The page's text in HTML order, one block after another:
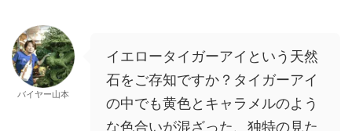
バイヤー山本
イエロータイガーアイという天然
石をご存知ですか？タイガーアイ
の中でも黄色とキャラメルのよう
な色合いが混ざった、独特の見た